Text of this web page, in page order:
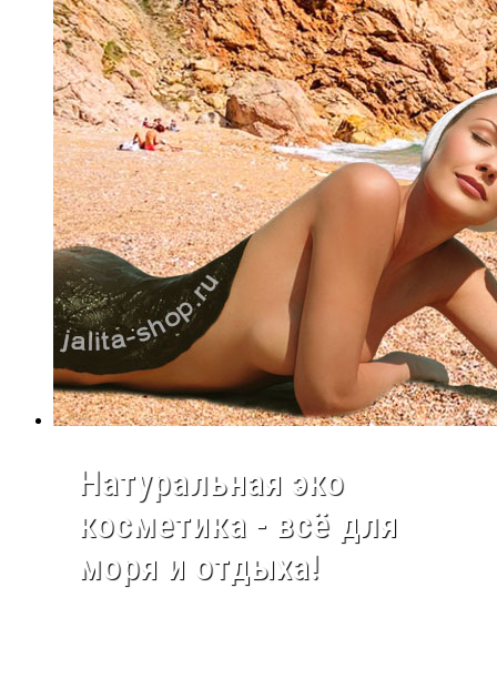
Натуральная эко
косметика - всё для
моря и отдыха!